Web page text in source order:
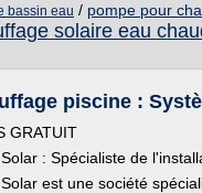
bassin eau / pompe pour
solaire eau
piscine :
GRATUIT
: Spécialiste de
est une société